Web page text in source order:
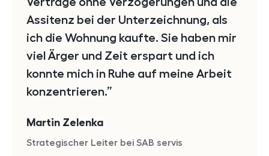
Assitenz bei der Unterzeichnung, als
ich die Wohnung kaufte. Sie haben mir
viel Ärger und Zeit erspart und ich
konnte mich in Ruhe auf meine Arbeit
konzentrieren.
Martin Zelenka
Strategischer Leiter bei SAB servis